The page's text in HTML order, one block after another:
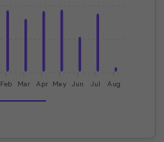
Feb Mar Apr May Jun Jul Aug